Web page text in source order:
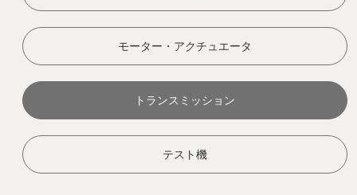
モーター・アクチュエータ
トランスミッション
テスト機